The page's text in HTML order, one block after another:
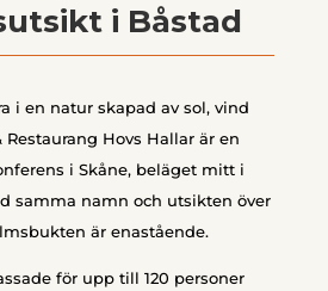
i Båstad
i en natur skapad av sol, vind
Hovs Hallar är en
i Skåne, beläget mitt i
samma namn och utsikten över
är enastående.
för upp till 120 personer